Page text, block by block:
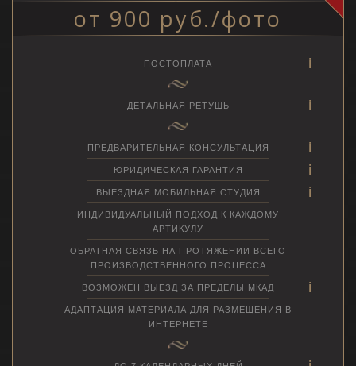
от 900 руб./фото
ПОСТОПЛАТА
ДЕТАЛЬНАЯ РЕТУШЬ
ПРЕДВАРИТЕЛЬНАЯ КОНСУЛЬТАЦИЯ
ЮРИДИЧЕСКАЯ ГАРАНТИЯ
ВЫЕЗДНАЯ МОБИЛЬНАЯ СТУДИЯ
ИНДИВИДУАЛЬНЫЙ ПОДХОД К КАЖДОМУ
АРТИКУЛУ
ОБРАТНАЯ СВЯЗЬ НА ПРОТЯЖЕНИИ ВСЕГО
ПРОИЗВОДСТВЕННОГО ПРОЦЕССА
ВОЗМОЖЕН ВЫЕЗД ЗА ПРЕДЕЛЫ МКАД
АДАПТАЦИЯ МАТЕРИАЛА ДЛЯ РАЗМЕЩЕНИЯ В
ИНТЕРНЕТЕ